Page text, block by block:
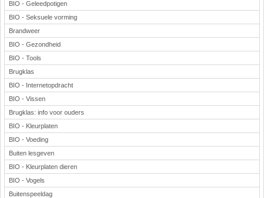
BIO - Geleedpotigen
BIO - Seksuele vorming
Brandweer
BIO - Gezondheid
BIO - Tools
Brugklas
BIO - Internetopdracht
BIO - Vissen
Brugklas: info voor ouders
BIO - Kleurplaten
BIO - Voeding
Buiten lesgeven
BIO - Kleurplaten dieren
BIO - Vogels
Buitenspeeldag